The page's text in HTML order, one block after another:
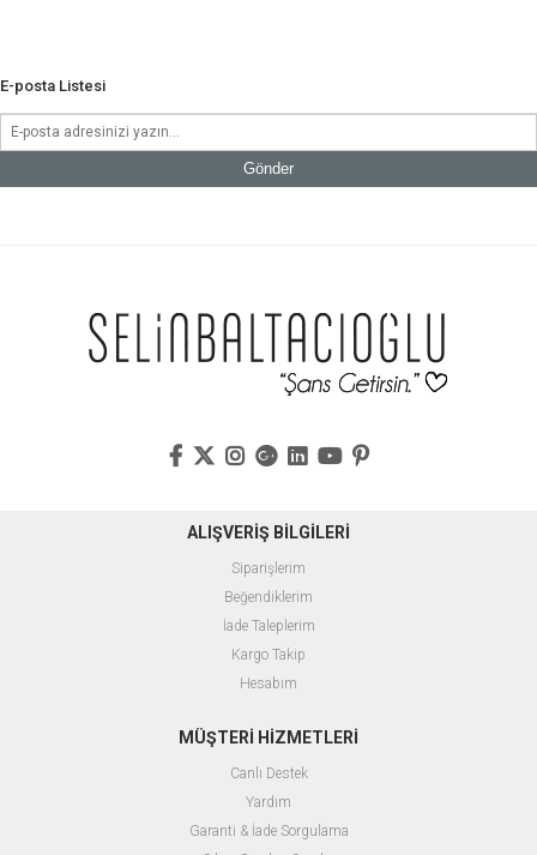
E-posta Listesi
Gönder
ALIŞVERİŞ BİLGİLERİ
Siparişlerim
Beğendiklerim
İade Taleplerim
Kargo Takip
Hesabım
MÜŞTERİ HİZMETLERİ
Canlı Destek
Yardım
Garanti & İade Sorgulama